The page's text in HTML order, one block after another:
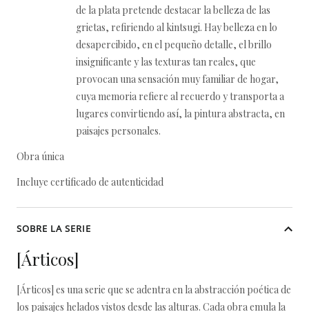
de la plata pretende destacar la belleza de las
grietas, refiriendo al kintsugi. Hay belleza en lo
desapercibido, en el pequeño detalle, el brillo
insignificante y las texturas tan reales, que
provocan una sensación muy familiar de hogar,
cuya memoria refiere al recuerdo y transporta a
lugares convirtiendo así, la pintura abstracta, en
paisajes personales.
Obra única
Incluye certificado de autenticidad
SOBRE LA SERIE
[Árticos]
[Árticos] es una serie que se adentra en la abstracción poética de
los paisajes helados vistos desde las alturas. Cada obra emula la